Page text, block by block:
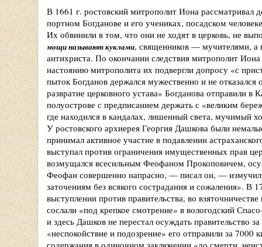
В 1661 г. ростовский митрополит Иона рассматривал
портном Богданове и его учениках, посадском
Их обвинили в том, что они не ходят в церковь, не
мощи называют куклами, священников — мучителями,
антихриста. По окончании следствия митрополит
настоянию митрополита их подвергли допросу «с
пыток Богданов держался мужественно и не
развратие церковного устава» Богданова отправили
полуострове с предписанием держать с «великим
где находился в кандалах, лишенный света, мучимый
У ростовского архиерея Георгия Дашкова были
принимал активное участие в подавлении
выступал против ограничения имущественных прав
возмущался всесильным Феофаном Прокоповичем,
Феофан совершенно напрасно, — писал он, —
заточениям без всякого сострадания и сожаления». В
выступлении против правительства, во
сослали «под крепкое смотрение» в вологодский
и здесь Дашков не перестал осуждать правительство
«неспокойствие и подозрение» его отправили за
содержания в одиночном заключении «до смерти,